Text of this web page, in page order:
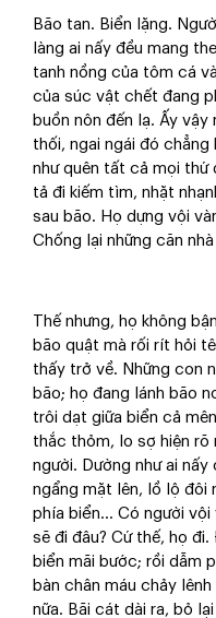
Bão tan. Biển lặng.
làng ai nấy đều mang
tanh nồng của tôm cá
của súc vật chết đang
buồn nôn đến lạ. Ấy vậy
thối, ngai ngái đó chẳng
như quên tất cả mọi thứ
tả đi kiếm tìm, nhặt
sau bão. Họ dựng vội
Chống lại những căn
Thế nhưng, họ không
bão quật mà rối rít hỏi
thấy trở về. Những con
bão; họ đang lánh bão
trôi dạt giữa biển cả
thắc thỏm, lo sợ hiện
người. Dường như ai
ngẩng mặt lên, lồ lộ đôi
phía biển… Có người vội
sẽ đi đâu? Cứ thế, họ
biển mãi bước; rồi dẫm
bàn chân máu chảy
nữa. Bãi cát dài ra, bỏ